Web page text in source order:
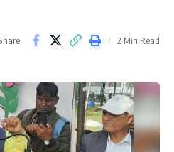
2 Min Read